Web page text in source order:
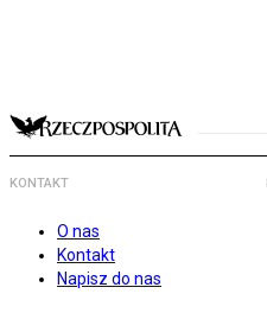
KONTAKT
O nas
Kontakt
Napisz do nas